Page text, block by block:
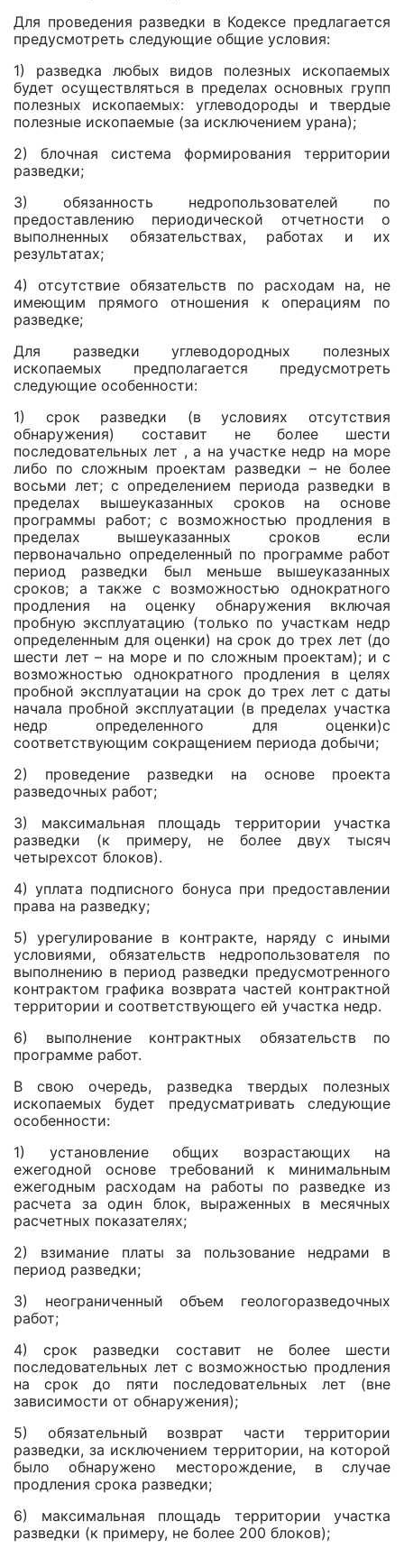
Для проведения разведки в Кодексе предлагается
предусмотреть следующие общие условия:
1) разведка любых видов полезных ископаемых
будет осуществляться в пределах основных групп
полезных ископаемых: углеводороды и твердые
полезные ископаемые (за исключением урана);
2) блочная система формирования территории
разведки;
3) обязанность недропользователей по
предоставлению периодической отчетности o
выполненных обязательствах, работах и их
результатах;
4) отсутствие обязательств по расходам на, не
имеющим прямого отношения к операциям по
разведке;
Для разведки углеводородных полезных
ископаемых предполагается предусмотреть
следующие особенности:
1) срок разведки (в условиях отсутствия
обнаружения) составит не более шести
последовательных лет , а на участке недр на море
либо по сложным проектам разведки – не более
восьми лет; с определением периода разведки в
пределах вышеуказанных сроков на основе
программы работ; c возможностью продления в
пределах вышеуказанных сроков если
первоначально определенный по программе работ
период разведки был меньше вышеуказанных
сроков; а также с возможностью однократного
продления на оценку обнаружения включая
пробную эксплуатацию (только по участкам недр
определенным для оценки) на срок до трех лет (до
шести лет – на море и по сложным проектам); и c
возможностью однократного продления в целях
пробной эксплуатации на срок до трех лет с даты
начала пробной эксплуатации (в пределах участка
недр определенного для оценки)с
соответствующим сокращением периода добычи;
2) проведение разведки на основе проекта
разведочных работ;
3) максимальная площадь территории участка
разведки (к примеру, не более двух тысяч
четырехсот блоков).
4) уплата подписного бонуса при предоставлении
права на разведку;
5) урегулирование в контракте, наряду с иными
условиями, обязательств недропользователя по
выполнению в период разведки предусмотренного
контрактом графика возврата частей контрактной
территории и соответствующего ей участка недр.
6) выполнение контрактных обязательств по
программе работ.
В свою очередь, разведка твердых полезных
ископаемых будет предусматривать следующие
особенности:
1) установление общих возрастающих на
ежегодной основе требований к минимальным
ежегодным расходам на работы по разведке из
расчета за один блок, выраженных в месячных
расчетных показателях;
2) взимание платы за пользование недрами в
период разведки;
3) неограниченный объем геологоразведочных
работ;
4) срок разведки составит не более шести
последовательных лет c возможностью продления
на срок до пяти последовательных лет (вне
зависимости от обнаружения);
5) обязательный возврат части территории
разведки, за исключением территории, на которой
было обнаружено месторождение, в случае
продления срока разведки;
6) максимальная площадь территории участка
разведки (к примеру, не более 200 блоков);